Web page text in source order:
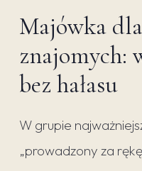
Majówka
znajomych:
bez hałasu
W grupie
„prowadzony za